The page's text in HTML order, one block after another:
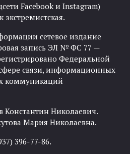
Facebook и Instagram)
экстремистская.
сетевое издание
запись ЭЛ № ФС 77 —
Федеральной
связи, информационных
коммуникаций
Константин Николаевич.
Мария Николаевна.
396-77-86.